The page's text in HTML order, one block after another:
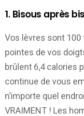
1. Bisous après
Vos lèvres sont
pointes de vos
brûlent 6,4 calories
continue de vous
n’importe quel
VRAIMENT ! Les